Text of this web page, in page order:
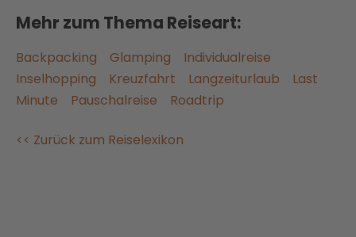
Mehr zum Thema Reiseart:
Backpacking Glamping
Individualreise
Inselhopping
Kreuzfahrt Langzeiturlaub
Last
Minute
Pauschalreise Roadtrip
<< Zurück zum Reiselexikon